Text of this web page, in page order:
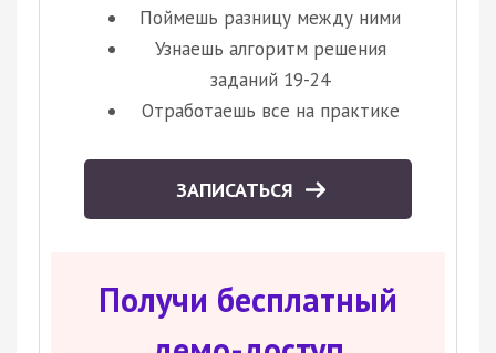
Поймешь разницу между ними
Узнаешь алгоритм решения
заданий 19-24
Отработаешь все на практике
ЗАПИСАТЬСЯ
Получи бесплатный